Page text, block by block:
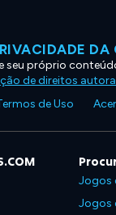
DA
seu próprio
de direitos
de Uso
Jogos
Jogos